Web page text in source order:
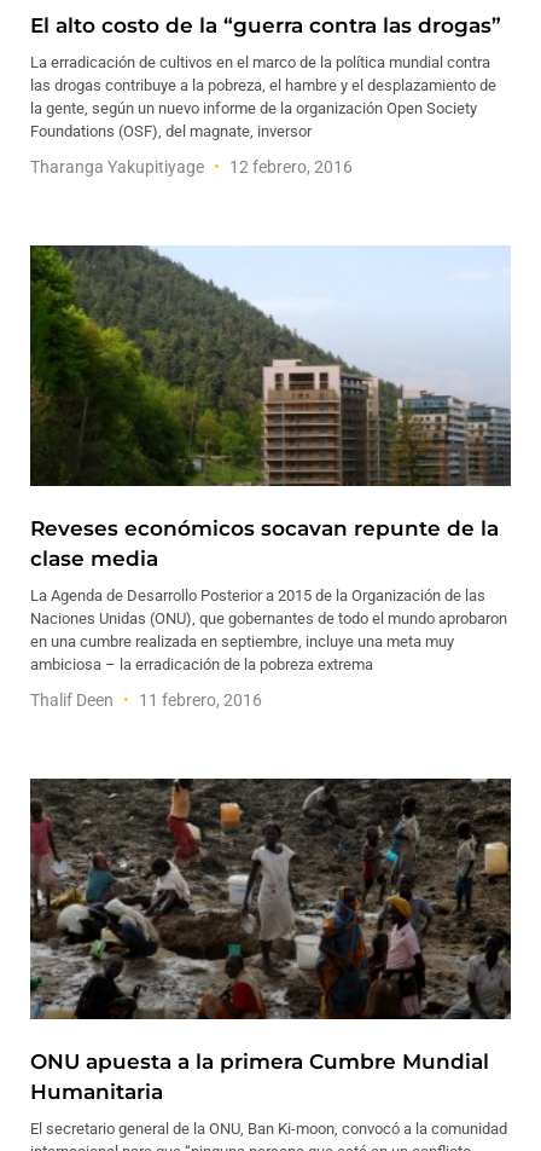
El alto costo de la “guerra contra las drogas”
La erradicación de cultivos en el marco de la política mundial contra
las drogas contribuye a la pobreza, el hambre y el desplazamiento de
la gente, según un nuevo informe de la organización Open Society
Foundations (OSF), del magnate, inversor
Tharanga Yakupitiyage 12 febrero, 2016
Reveses económicos socavan repunte de la
clase media
La Agenda de Desarrollo Posterior a 2015 de la Organización de las
Naciones Unidas (ONU), que gobernantes de todo el mundo aprobaron
en una cumbre realizada en septiembre, incluye una meta muy
ambiciosa – la erradicación de la pobreza extrema
Thalif Deen 11 febrero, 2016
ONU apuesta a la primera Cumbre Mundial
Humanitaria
El secretario general de la ONU, Ban Ki-moon, convocó a la comunidad